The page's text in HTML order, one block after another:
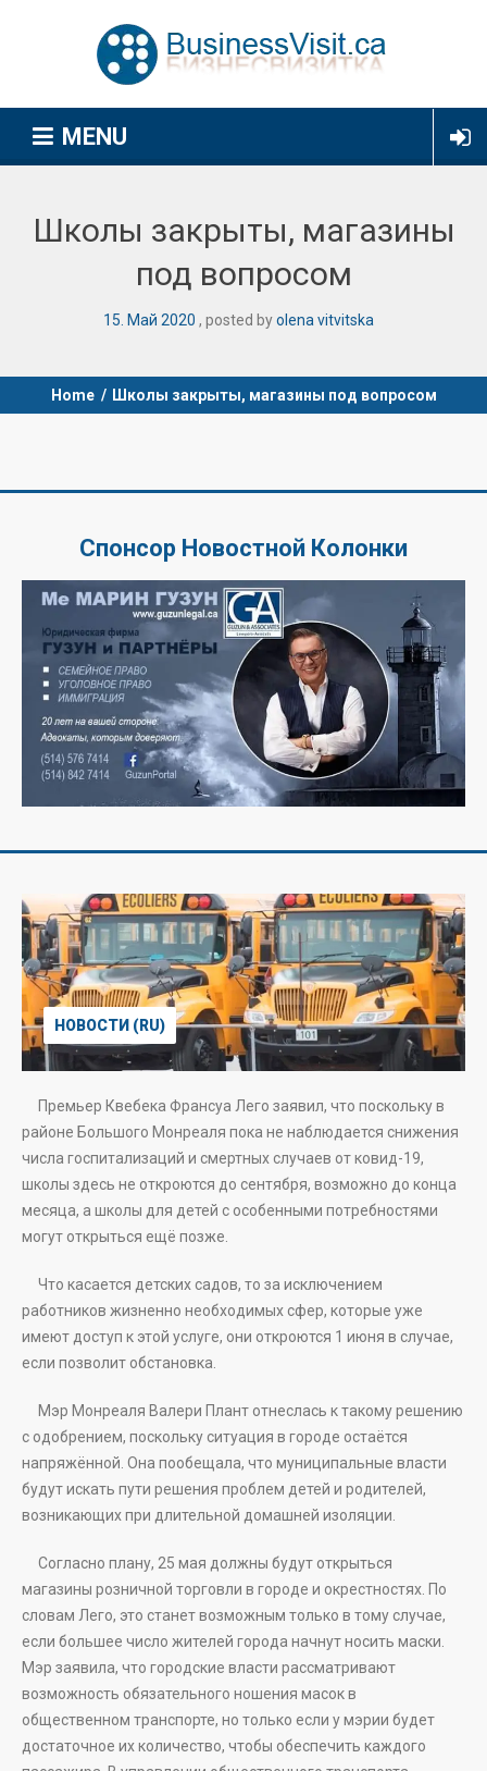
MENU
Школы закрыты, магазины
под вопросом
15 Май 2020 posted byolena vitvitska
Home / Школы закрыты, магазины под вопросом
Спонсор Новостной Колонки
НОВОСТИ (RU)
Премьер Квебека Франсуа Лего заявил, что поскольку в
районе Большого Монреаля пока не наблюдается снижения
числа госпитализаций и смертных случаев от ковид-19,
школы здесь не откроются до сентября, возможно до конца
месяца, а школы для детей с особенными потребностями
могут открыться ещё позже.
Что касается детских садов, то за исключением
работников жизненно необходимых сфер, которые уже
имеют доступ к этой услуге, они откроются 1 июня в случае,
если позволит обстановка.
Мэр Монреаля Валери Плант отнеслась к такому решению
с одобрением, поскольку ситуация в городе остаётся
напряжённой. Она пообещала, что муниципальные власти
будут искать пути решения проблем детей и родителей,
возникающих при длительной домашней изоляции.
Согласно плану, 25 мая должны будут открыться
магазины розничной торговли в городе и окрестностях. По
словам Лего, это станет возможным только в тому случае,
если большее число жителей города начнут носить маски.
Мэр заявила, что городские власти рассматривают
возможность обязательного ношения масок в
общественном транспорте, но только если у мэрии будет
достаточное их количество, чтобы обеспечить каждого